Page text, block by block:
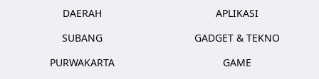
DAERAH
SUBANG
PURWAKARTA
APLIKASI
GADGET & TEKNO
GAME